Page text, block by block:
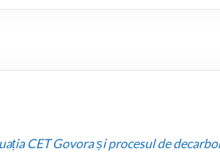
CET Govora și procesul de